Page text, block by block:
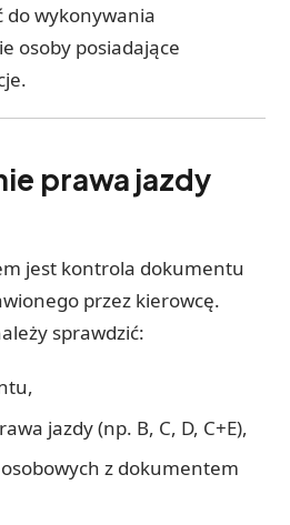
do wykonywania
osoby posiadające
prawa jazdy
jest kontrola dokumentu
przez kierowcę.
sprawdzić:
jazdy (np. B, C, D, C+E),
z dokumentem